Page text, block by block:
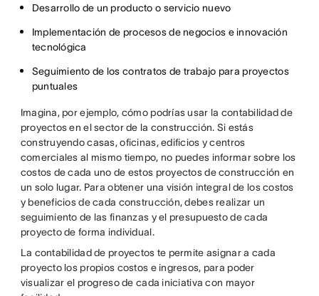
Desarrollo de un producto o servicio nuevo
Implementación de procesos de negocios e innovación
tecnológica
Seguimiento de los contratos de trabajo para proyectos
puntuales
Imagina, por ejemplo, cómo podrías usar la contabilidad de
proyectos en el sector de la construcción. Si estás
construyendo casas, oficinas, edificios y centros
comerciales al mismo tiempo, no puedes informar sobre los
costos de cada uno de estos proyectos de construcción en
un solo lugar. Para obtener una visión integral de los costos
y beneficios de cada construcción, debes realizar un
seguimiento de las finanzas y el presupuesto de cada
proyecto de forma individual.
La contabilidad de proyectos te permite asignar a cada
proyecto los propios costos e ingresos, para poder
visualizar el progreso de cada iniciativa con mayor